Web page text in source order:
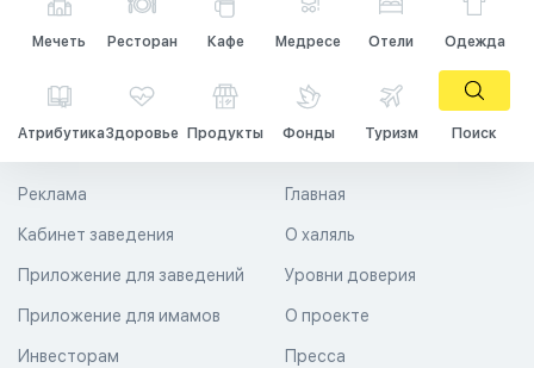
Мечеть Ресторан Кафе Медресе Отели Одежда
АтрибутикаЗдоровье Продукты Фонды Туризм Поиск
Главная
О халяль
Уровни доверия
Реклама
Кабинет заведения
Приложение для заведений
Приложение для имамов О проекте
Пресса
Инвесторам